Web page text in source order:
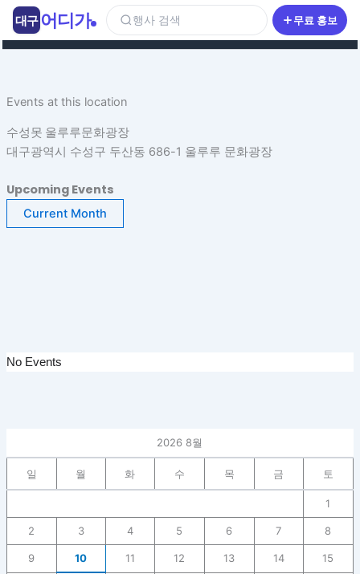
츠
너Events at this location
수성못 울루루문화광장
대구광역시 수성구 두산동 686-1 울루루 문화광장
Upcoming Events
Current Month
No Events
2026 8월
일 월 화 수 목 금 토
1
2 3 4 5 6 7 8
9 10 11 12 13 14 15
대구 어디가 행사 검색 무료 홍보